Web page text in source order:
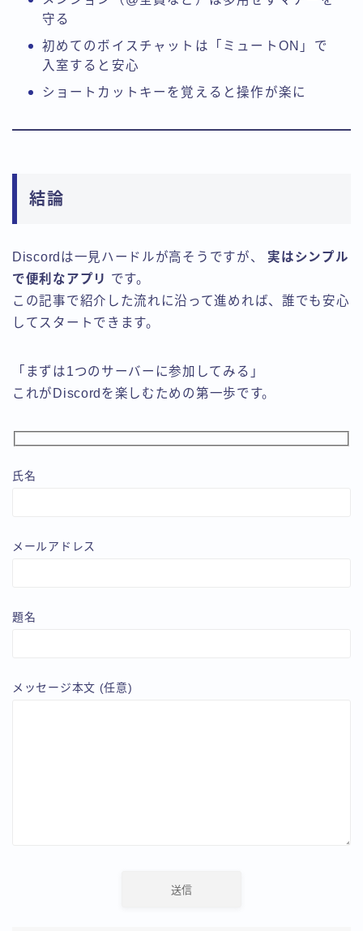
守る
初めてのボイスチャットは「ミュートON」で
入室すると安心
ショートカットキーを覚えると操作が楽に
結論
Discordは一見ハードルが高そうですが、 実はシンプル
で便利なアプリ です。
この記事で紹介した流れに沿って進めれば、誰でも安心
してスタートできます。
「まずは1つのサーバーに参加してみる」
これがDiscordを楽しむための第一歩です。
氏名
メールアドレス
題名
メッセージ本文 (任意)